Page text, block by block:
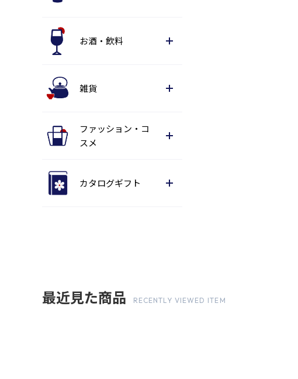
お酒・飲料
雑貨
ファッション・コ
スメ
カタログギフト
最近見た商品 RECENTLY VIEWED ITEM